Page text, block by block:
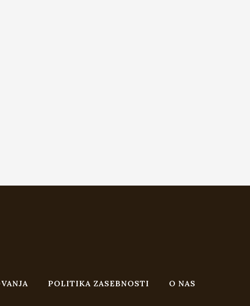
POLITIKA ZASEBNOSTI O NAS